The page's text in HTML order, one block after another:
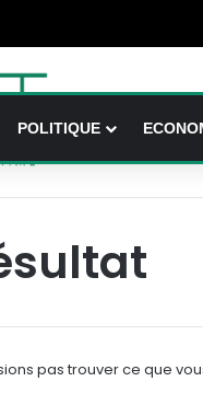
POLITIQUE
pas trouver ce que